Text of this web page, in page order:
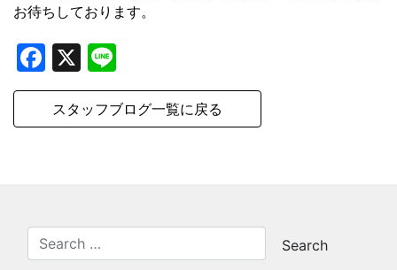
お待ちしております。
Facebook
X
スタッフブログ一覧に戻る